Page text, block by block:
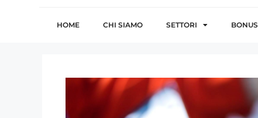
HOME CHI SIAMO SETTORI BONUS